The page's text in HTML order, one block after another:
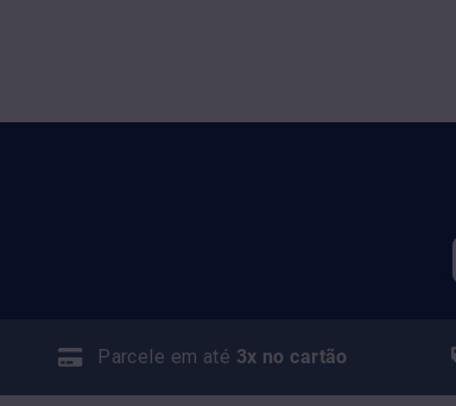
Parcele em até 3x no cartão